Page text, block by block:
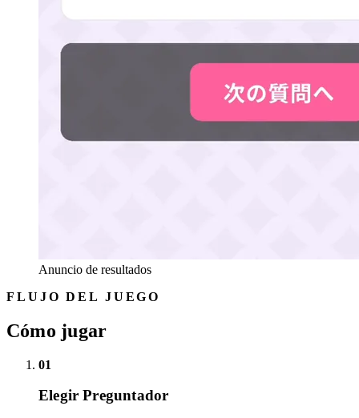
Anuncio de resultados
FLUJO DEL JUEGO
Cómo jugar
01
Elegir Preguntador